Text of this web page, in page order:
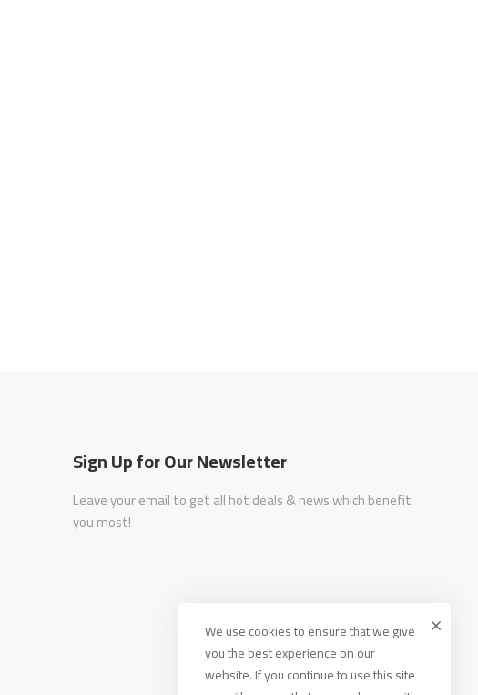
Sign Up for Our Newsletter
Leave your email to get all hot deals & news which benefit
you most!
We use cookies to ensure that we give
you the best experience on our
website. If you continue to use this site